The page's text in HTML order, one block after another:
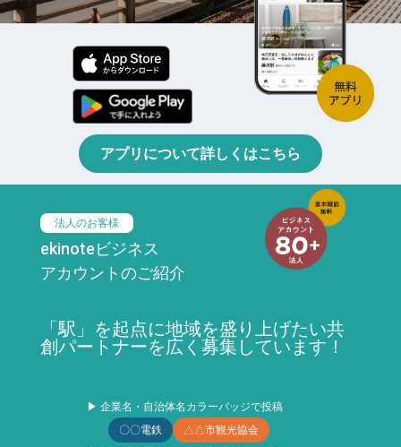
アプリについて詳しくはこちら
法人のお客様
ekinoteビジネス
アカウントのご紹介
「駅」を起点に地域を盛り上げたい共
創パートナーを広く募集しています！
▶ 企業名・自治体名カラーバッジで投稿
〇〇電鉄
△△市観光協会